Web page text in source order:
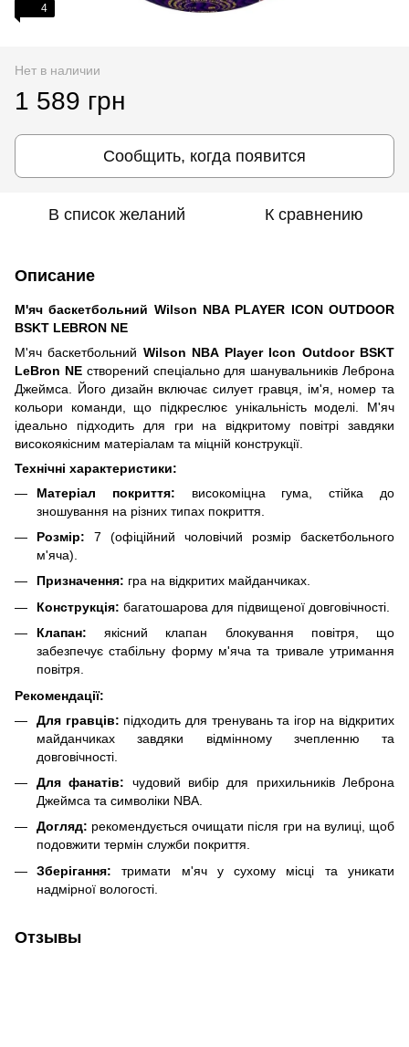
4
Нет в наличии
1 589 грн
Сообщить, когда появится
В список желаний К сравнению
Описание
М'яч баскетбольний Wilson NBA PLAYER ICON OUTDOOR
BSKT LEBRON NE
М'яч баскетбольний Wilson NBA Player Icon Outdoor BSKT
LeBron NEстворений спеціально для шанувальників Леброна
Джеймса. Його дизайн включає силует гравця, ім'я, номер та
кольори команди, що підкреслює унікальність моделі. М'яч
ідеально підходить для гри на відкритому повітрі завдяки
високоякісним матеріалам та міцній конструкції.
Технічні характеристики:
Матеріал покриття: високоміцна гума, стійка до
зношування на різних типах покриття.
Розмір: 7 (офіційний чоловічий розмір баскетбольного
м'яча).
Призначення: гра на відкритих майданчиках.
Конструкція: багатошарова для підвищеної довговічності.
Клапан: якісний клапан блокування повітря, що
забезпечує стабільну форму м'яча та тривале утримання
повітря.
Рекомендації:
Для гравців: підходить для тренувань та ігор на відкритих
майданчиках завдяки відмінному зчепленню та
довговічності.
Для фанатів: чудовий вибір для прихильників Леброна
Джеймса та символіки NBA.
Догляд: рекомендується очищати після гри на вулиці, щоб
подовжити термін служби покриття.
Зберігання: тримати м'яч у сухому місці та уникати
надмірної вологості.
Отзывы